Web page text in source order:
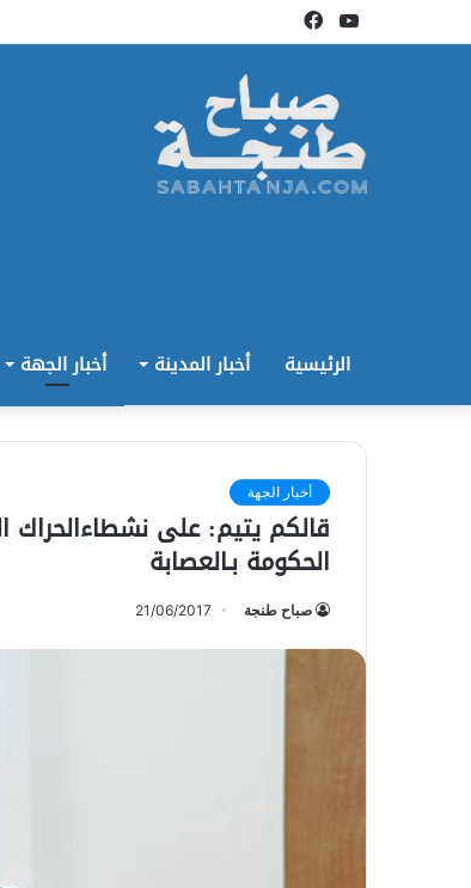
فيسبوكيوتيوب
الرئيسية أخبار المدينة أخبار الجهة
أخبار الجهة
قالكم يتيم: على
الحكومة بـالعصابة
صباح طنجة 21/06/2017